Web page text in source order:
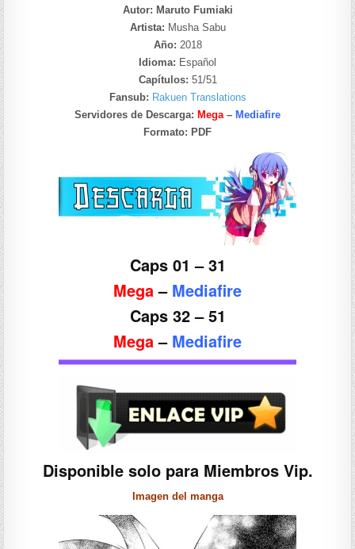
Autor: Maruto Fumiaki
Artista: Musha Sabu
Año: 2018
Idioma: Español
Capítulos: 51/51
Fansub: Rakuen Translations
Servidores de Descarga: Mega– Mediafire
Formato: PDF
Caps 01 – 31
Mega– Mediafire
Caps 32 – 51
Mega– Mediafire
Disponible solo para Miembros Vip.
Imagen del manga